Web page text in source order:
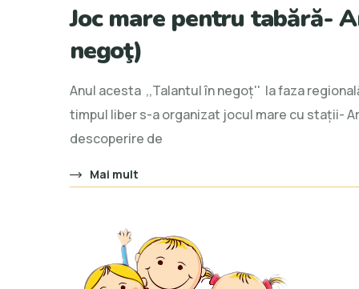
Joc
tabără-
Armata
Joc mare pentru tabără-
negoţ)
Anul acesta ,,Talantul în negoţ'' la faza
timpul liber s-a organizat jocul mare cu staţii-
descoperire de
Mai mult